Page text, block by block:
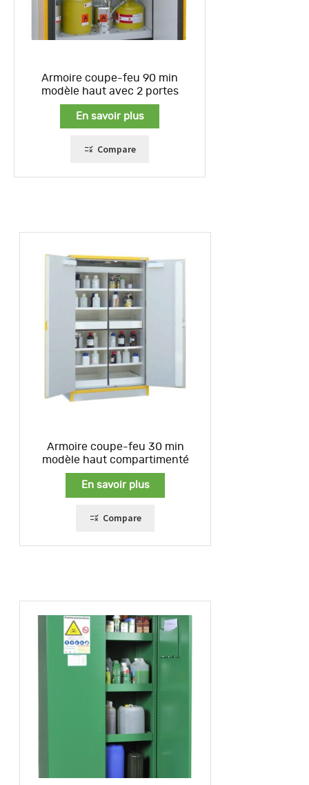
Armoire coupe-feu 90 min
modèle haut avec 2 portes
En savoir plus
Compare
Armoire coupe-feu 30 min
modèle haut compartimenté
En savoir plus
Compare